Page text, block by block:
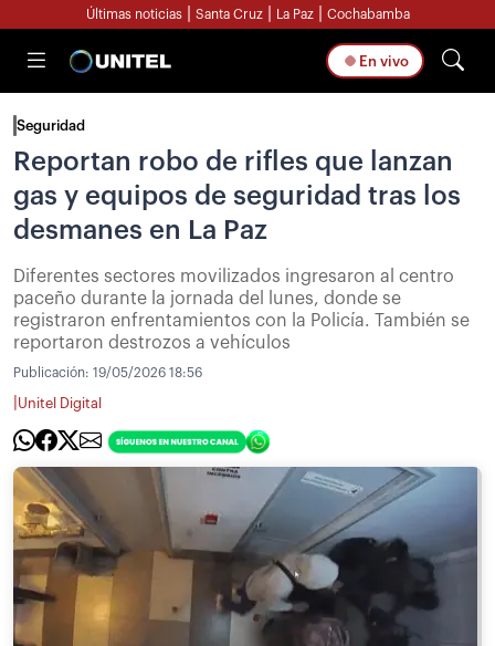
Últimas noticias Santa Cruz La Paz Cochabamba
En vivo
Seguridad
Reportan robo de rifles que lanzan
gas y equipos de seguridad tras los
desmanes en La Paz
Diferentes sectores movilizados ingresaron al centro
paceño durante la jornada del lunes, donde se
registraron enfrentamientos con la Policía. También se
reportaron destrozos a vehículos
Publicación: 19/05/2026 18:56
Unitel Digital